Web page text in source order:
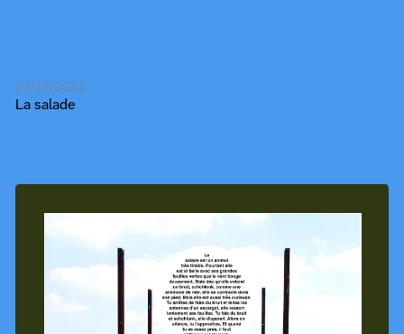
27/12/2014
La salade